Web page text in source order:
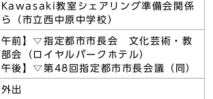
教室シェアリング準備会関係
（市立西中原中学校）
午前】▽指定都市市長会 文化芸術・教
会（ロイヤルパークホテル）
午後】▽第48回指定都市市長会議（同）
出